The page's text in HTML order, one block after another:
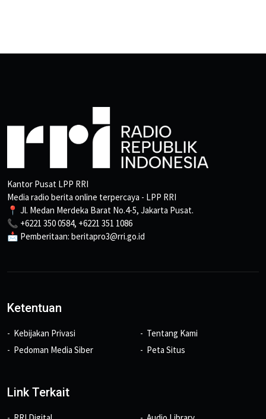
Kantor Pusat LPP RRI
Media radio berita online terpercaya - LPP RRI
📍 Jl. Medan Merdeka Barat No.4-5, Jakarta Pusat.
📞 +6221 350 0584, +6221 351 1086
📩 Pemberitaan: beritapro3@rri.go.id
Ketentuan
Kebijakan Privasi
Pedoman Media Siber
Tentang Kami
Peta Situs
Link Terkait